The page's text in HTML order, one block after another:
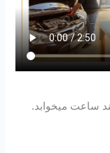
ساعت میخوابد.